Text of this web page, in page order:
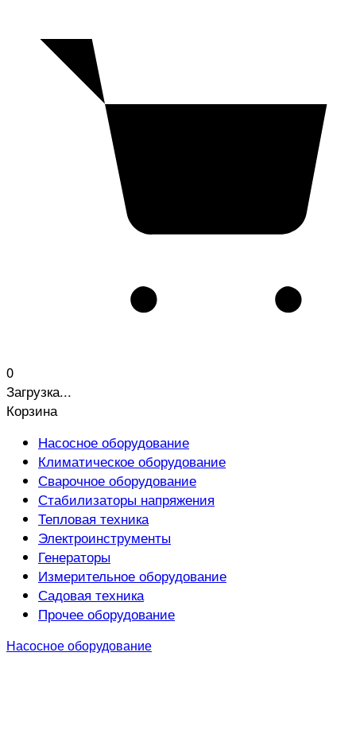
0
Загрузка...
Корзина
Насосное оборудование
Климатическое оборудование
Сварочное оборудование
Стабилизаторы напряжения
Тепловая техника
Электроинструменты
Генераторы
Измерительное оборудование
Садовая техника
Прочее оборудование
Насосное оборудование